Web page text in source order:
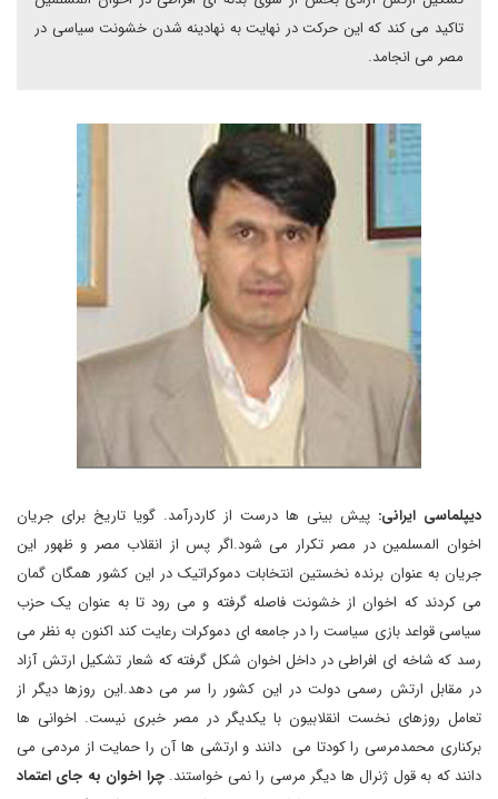
تاکید می کند که این حرکت در نهایت به نهادینه شدن خشونت سیاسی در
مصر می انجامد.
دیپلماسی ایرانی: پیش بینی ها درست از کاردرآمد. گویا تاریخ برای جریان
اخوان المسلمین در مصر تکرار می شود.اگر پس از انقلاب مصر و ظهور این
جریان به عنوان برنده نخستین انتخابات دموکراتیک در این کشور همگان گمان
می کردند که اخوان از خشونت فاصله گرفته و می رود تا به عنوان یک حزب
سیاسی قواعد بازی سیاست را در جامعه ای دموکرات رعایت کند اکنون به نظر می
رسد که شاخه ای افراطی در داخل اخوان شکل گرفته که شعار تشکیل ارتش آزاد
در مقابل ارتش رسمی دولت در این کشور را سر می دهد.این روزها دیگر از
تعامل روزهای نخست انقلابیون با یکدیگر در مصر خبری نیست. اخوانی ها
برکناری محمدمرسی را کودتا می دانند و ارتشی ها آن را حمایت از مردمی می
دانند که به قول ژنرال ها دیگر مرسی را نمی خواستند.چرا اخوان به جای اعتماد